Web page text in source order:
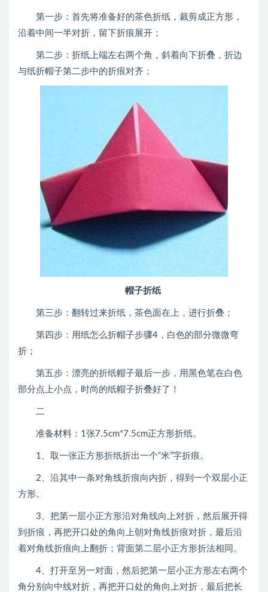
第一步：首先将准备好的茶色折纸，裁剪成正方形，
沿着中间一半对折，留下折痕展开；
第二步：折纸上端左右两个角，斜着向下折叠，折边
与纸折帽子第二步中的折痕对齐；
帽子折纸
第三步：翻转过来折纸，茶色面在上，进行折叠；
第四步：用纸怎么折帽子步骤4，白色的部分微微弯
折；
第五步：漂亮的折纸帽子最后一步，用黑色笔在白色
部分点上小点，时尚的纸帽子折叠好了！
二
准备材料：1张7.5cm*7.5cm正方形折纸。
1、取一张正方形折纸折出一个“米”字折痕。
2、沿其中一条对角线折痕向内折，得到一个双层小正
方形。
3、把第一层小正方形沿对角线向上对折，然后展开得
到折痕，再把开口处的角向上朝对角线折痕对折，最后沿
着对角线折痕向上翻折；背面第二层小正方形折法相同。
4、打开至另一对面，然后把第一层小正方形左右两个
角分别向中线对折，再把开口处的角向上对折，最后把长